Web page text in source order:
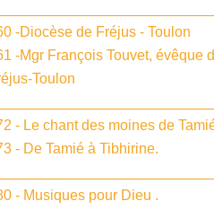
-Diocèse de Fréjus - Toulon
-Mgr François Touvet, évêque
Toulon
- Le chant des moines de
- De Tamié à Tibhirine.
- Musiques pour Dieu .